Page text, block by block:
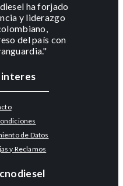
ha forjado
y liderazgo
del país con
interes
de Datos
y Reclamos